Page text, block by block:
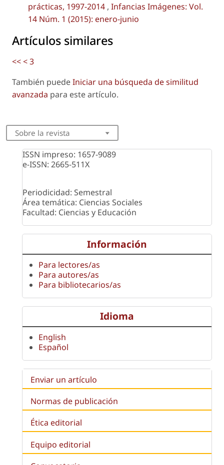
prácticas, 1997-2014 , Infancias Imágenes: Vol.
14 Núm. 1 (2015): enero-junio
Artículos similares
<<<3
También puedeIniciar una búsqueda de similitud
avanzada para este artículo.
Sobre la revista
ISSN impreso: 1657-9089
e-ISSN: 2665-511X
Periodicidad: Semestral
Área temática: Ciencias Sociales
Facultad: Ciencias y Educación
Información
Para lectores/as
Para autores/as
Para bibliotecarios/as
Idioma
English
Español
Enviar un artículo
Normas de publicación
Ética editorial
Equipo editorial